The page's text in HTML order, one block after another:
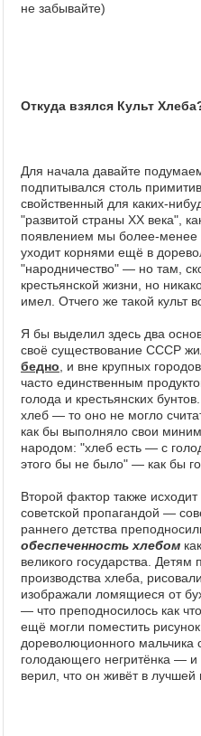
не забывайте)
Откуда взялся Культ
Для начала давайте
подпитывался столь
свойственный для каких-
"развитой страны XX века",
появлением мы более-менее
уходит корнями ещё в
"народничество" — но там,
крестьянской жизни, но
имел. Отчего же такой культ
Я бы выделил здесь два
своё существование СССР
бедно , и вне крупных
часто единственным
голода и крестьянских
хлеб — то оно не могло
как бы выполняло свои
народом: "хлеб есть — с
этого бы не было" — как бы
Второй фактор также
советской пропагандой —
раннего детства
обеспеченность хлебом
великого государства.
производства хлеба,
изображали ломящиеся от
— что преподносилось как
ещё могли поместить рисунок
дореволюционного мальчика
голодающего негритёнка — и
верил, что он живёт в лучшей